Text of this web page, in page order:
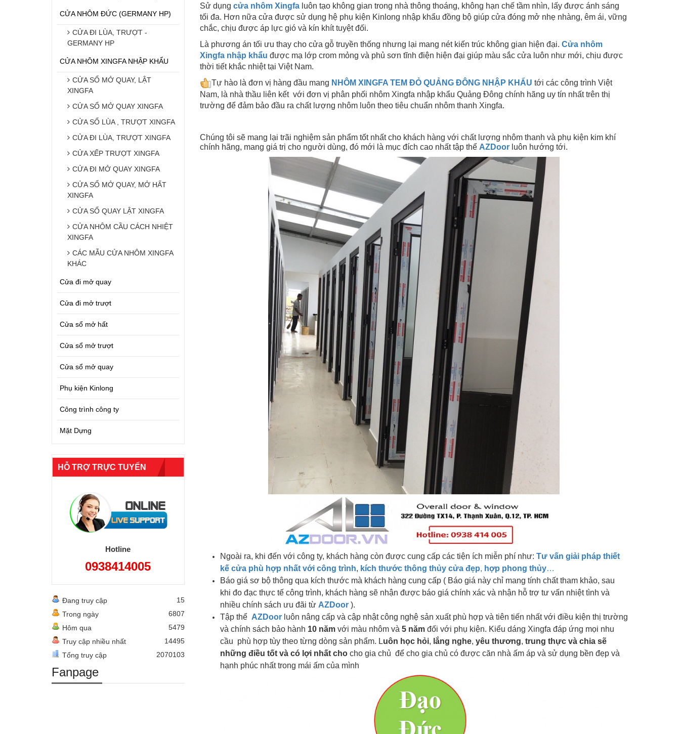
CỬA NHÔM ĐỨC (GERMANY HP)
CỬA ĐI LÙA, TRƯỢT -
GERMANY HP
CỬA NHÔM XINGFA NHẬP KHẨU
CỬA SỔ MỞ QUAY, LẬT
XINGFA
CỬA SỔ MỞ QUAY XINGFA
CỬA SỔ LÙA , TRƯỢT XINGFA
CỬA ĐI LÙA, TRƯỢT XINGFA
CỬA XẾP TRƯỢT XINGFA
CỬA ĐI MỞ QUAY XINGFA
CỬA SỔ MỞ QUAY, MỞ HẤT
XINGFA
CỬA SỔ QUAY LẬT XINGFA
CỬA NHÔM CẦU CÁCH NHIỆT
XINGFA
CÁC MẪU CỬA NHÔM XINGFA
KHÁC
Cửa đi mở quay
Cửa đi mở trượt
Cửa sổ mở hất
Cửa sổ mở trượt
Cửa sổ mở quay
Phụ kiện Kinlong
Công trình công ty
Mặt Dựng
HỖ TRỢ TRỰC TUYẾN
Hotline
0938414005
Đang truy cập
15
Trong ngày
6807
Hôm qua
5479
Truy cập nhiều nhất
14495
Tổng truy cập
2070103
Fanpage
Sử dụng cửa nhôm Xingfaluôn tạo không gian trong nhà thông thoáng, không hạn chế tầm nhìn, lấy được ánh sáng
tối đa. Hơn nữa cửa được sử dụng hệ phụ kiện Kinlong nhập khẩu đồng bộ giúp cửa đóng mở nhẹ nhàng, êm ái, vững
chắc, chịu được áp lực gió và kín khít tuyệt đối.
Là phương án tối ưu thay cho cửa gỗ truyền thống nhưng lại mang nét kiến trúc không gian hiện đại. Cửa nhôm
Xingfa nhập khẩu được mạ lớp crom mỏng và phủ sơn tĩnh điện hiện đại giúp màu sắc cửa luôn như mới, chịu được
thời tiết khắc nhiệt tại Việt Nam.
Tự hào là đơn vị hàng đầu mang NHÔM XINGFA TEM ĐỎ QUẢNG ĐÔNG NHẬP KHẨU tới các công trình Việt
Nam, là nhà thầu liên kết với đơn vị phân phối nhôm Xingfa nhập khẩu Quảng Đông chính hãng uy tín nhất trên thị
trường để đảm bảo đầu ra chất lượng nhôm luôn theo tiêu chuẩn nhôm thanh Xingfa.
Chúng tôi sẽ mang lại trãi nghiệm sản phẩm tốt nhất cho khách hàng với chất lượng nhôm thanh và phụ kiện kim khí
chính hãng, mang giá trị cho người dùng, đó mới là mục đích cao nhất tập thể AZDoorluôn hướng tới.
Ngoài ra, khi đến với công ty, khách hàng còn được cung cấp các tiện ích miễn phí như: Tư vấn giải pháp thiết
kế cửa phù hợp nhất với công trình, kích thước thông thủy cửa đẹp, hợp phong thủy…
Báo giá sơ bộ thông qua kích thước mà khách hàng cung cấp ( Báo giá này chỉ mang tính chất tham khảo, sau
khi đo đạc thực tế công trình, khách hàng sẽ nhận được báo giá chính xác và nhận hỗ trợ tư vấn nhiệt tình và
nhiều chính sách ưu đãi từ AZDoor).
Tập thể AZDoorluôn nâng cấp và cập nhật công nghệ sản xuất phù hợp và tiên tiến nhất với điều kiện thị trường
và chính sách bảo hành 10 nămvới màu nhôm và 5 nămđối với phụ kiện. Kiểu dáng Xingfa đáp ứng mọi nhu
cầu phù hợp tùy theo từng dòng sản phẩm. Luôn học hỏi, lắng nghe, yêu thương, trung thực và chia sẽ
những điều tốt và có lợi nhất chocho gia chủ để cho gia chủ có được căn nhà ấm áp và sử dụng bền đẹp và
hạnh phúc nhất trong mái ấm của mình